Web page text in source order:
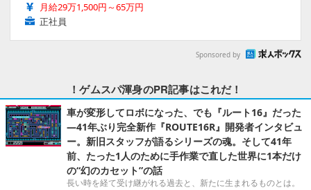
月給29万1,500円～65万円
正社員
Sponsored by
！ゲムスパ渾身のPR記事はこれだ！
車が変形してロボになった、でも『ルート16』だった
―41年ぶり完全新作『ROUTE16R』開発者インタビュ
ー。新旧スタッフが語るシリーズの魂。そして41年
前、たった1人のために手作業で直した世界に1本だけ
の“幻のカセット”の話
長い時を経て受け継がれる過去と、新たに生まれるものとは。